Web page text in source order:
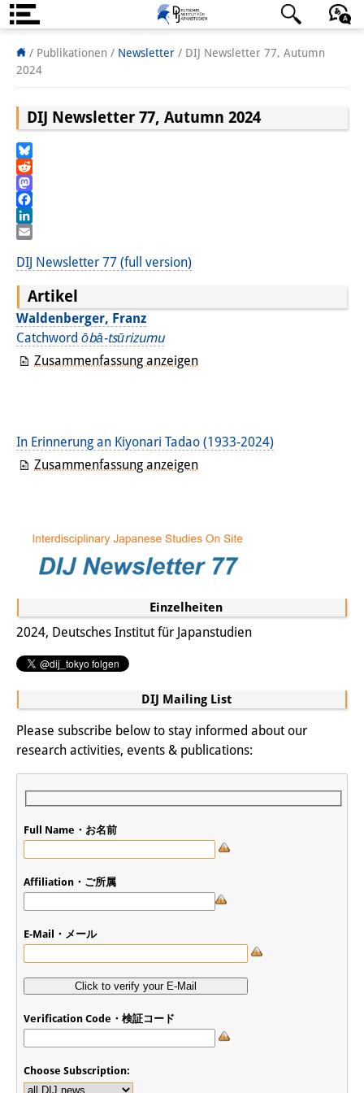
Über uns
Institut
Team
Wissenschaftskommunikation
Forschungsservice
GastwissenschaftlerInnen
StipendiatInnen
Forschung
Nachhaltigkeit in Japan
Digitale Transformation
Forschungsfeld:
Knowledge Lab:
Wissensproduktion und
Wissensinfrastrukturen
Individuelle Projekte
Abgeschlossene Forschung
Events
Veranstaltungsübersicht
DIJ Forum
DIJ Study Group
Thematische Vortragsreihen
Symposien und Konferenzen
Workshops
日本語 English Deutsch
/ Publikationen / Newsletter / DIJ Newsletter 77, Autumn
2024
Einzelheiten
2024, Deutsches Institut für Japanstudien
DIJ Mailing List
Please subscribe below to stay informed about our
research activities, events & publications:
Full Name・お名前
Affiliation・ご所属
E-Mail・メール
Verification Code・検証コード
Choose Subscription:
DIJ Newsletter 77, Autumn 2024
Bluesky
Reddit
Mastodon
Facebook
LinkedIn
DIJ Newsletter 77 (full version)
Artikel
Waldenberger, Franz
Catchword ōbā-tsūrizumu
Zusammenfassung anzeigen
In Erinnerung an Kiyonari Tadao (1933-2024)
Zusammenfassung anzeigen